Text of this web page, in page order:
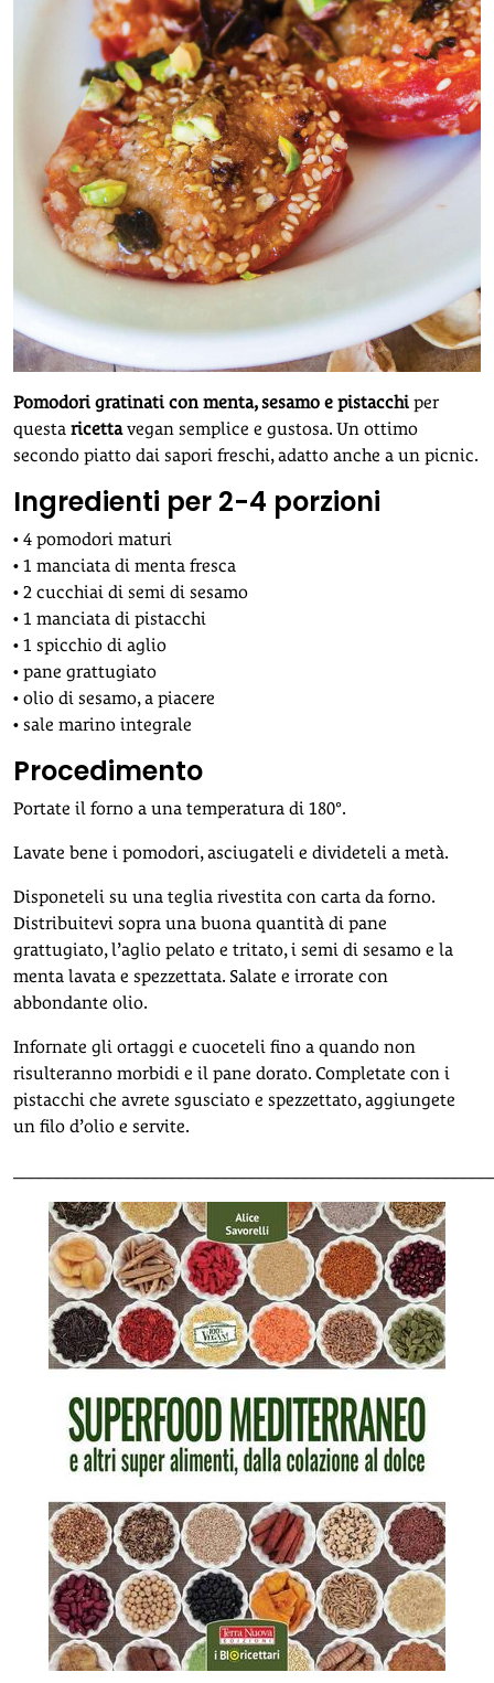
Pomodori gratinati con menta, sesamo e pistacchi per
questa ricettavegan semplice e gustosa. Un ottimo
secondo piatto dai sapori freschi, adatto anche a un picnic.
Ingredienti per 2-4 porzioni
• 4 pomodori maturi
• 1 manciata di menta fresca
• 2 cucchiai di semi di sesamo
• 1 manciata di pistacchi
• 1 spicchio di aglio
• pane grattugiato
• olio di sesamo, a piacere
• sale marino integrale
Procedimento
Portate il forno a una temperatura di 180°.
Lavate bene i pomodori, asciugateli e divideteli a metà.
Disponeteli su una teglia rivestita con carta da forno.
Distribuitevi sopra una buona quantità di pane
grattugiato, l’aglio pelato e tritato, i semi di sesamo e la
menta lavata e spezzettata. Salate e irrorate con
abbondante olio.
Infornate gli ortaggi e cuoceteli fino a quando non
risulteranno morbidi e il pane dorato. Completate con i
pistacchi che avrete sgusciato e spezzettato, aggiungete
un filo d’olio e servite.